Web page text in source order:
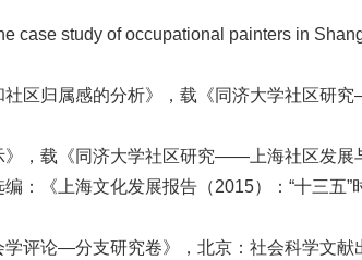
case study of occupational painters in
区归属感的分析》，载《同济大学社区研
，载《同济大学社区研究——上海社区发展
：《上海文化发展报告（2015）：“十三五
评论—分支研究卷》，北京：社会科学文献